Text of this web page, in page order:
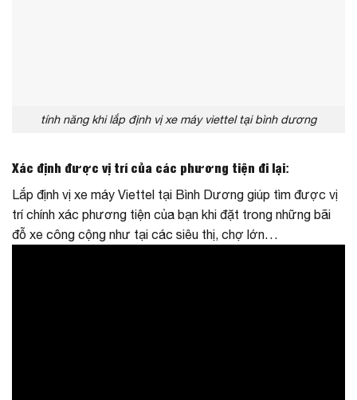
tính năng khi lắp định vị xe máy viettel tại bình dương
Xác định được vị trí của các phương tiện đi lại:
Lắp định vị xe máy Viettel tại Bình Dương giúp tìm được vị
trí chính xác phương tiện của bạn khi đặt trong những bãi
đỗ xe công cộng như tại các siêu thị, chợ lớn…